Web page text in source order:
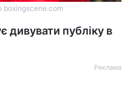
boxingscene.com
дивувати публіку в
Реклама